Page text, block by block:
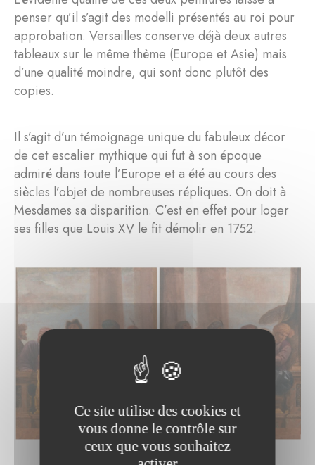
penser qu’il s’agit des modelli présentés au roi pour
approbation. Versailles conserve déjà deux autres
tableaux sur le même thème (Europe et Asie) mais
d’une qualité moindre, qui sont donc plutôt des
copies.
Il s’agit d’un témoignage unique du fabuleux décor
de cet escalier mythique qui fut à son époque
admiré dans toute l’Europe et a été au cours des
siècles l’objet de nombreuses répliques. On doit à
Mesdames sa disparition. C’est en effet pour loger
ses filles que Louis XV le fit démolir en 1752.
Ce site utilise des cookies et
vous donne le contrôle sur
ceux que vous souhaitez